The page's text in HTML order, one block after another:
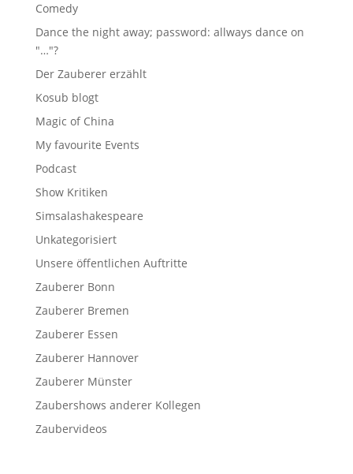
Comedy
Dance the night away; password: allways dance on
"…"?
Der Zauberer erzählt
Kosub blogt
Magic of China
My favourite Events
Podcast
Show Kritiken
Simsalashakespeare
Unkategorisiert
Unsere öffentlichen Auftritte
Zauberer Bonn
Zauberer Bremen
Zauberer Essen
Zauberer Hannover
Zauberer Münster
Zaubershows anderer Kollegen
Zaubervideos